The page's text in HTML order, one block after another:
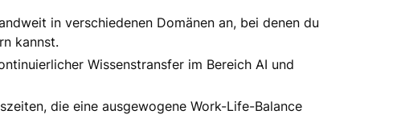
in verschiedenen Domänen an, bei denen du
kannst.
Wissenstransfer im Bereich AI und
die eine ausgewogene Work-Life-Balance